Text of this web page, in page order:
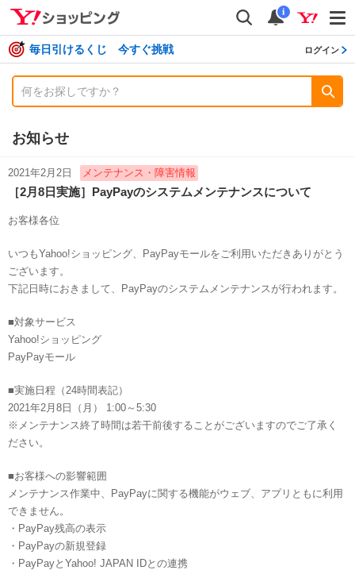
検索
通知
i
毎日引けるくじ 今すぐ挑戦 ログイン
お知らせ
2021年2月2日 メンテナンス・障害情報
［2月8日実施］PayPayのシステムメンテナンスについて
お客様各位
いつもYahoo!ショッピング、PayPayモールをご利用いただきありがとう
ございます。
下記日時におきまして、PayPayのシステムメンテナンスが行われます。
■対象サービス
Yahoo!ショッピング
PayPayモール
■実施日程（24時間表記）
2021年2月8日（月） 1:00～5:30
※メンテナンス終了時間は若干前後することがございますのでご了承く
ださい。
■お客様への影響範囲
メンテナンス作業中、PayPayに関する機能がウェブ、アプリともに利用
できません。
・PayPay残高の表示
・PayPayの新規登録
・PayPayとYahoo! JAPAN IDとの連携